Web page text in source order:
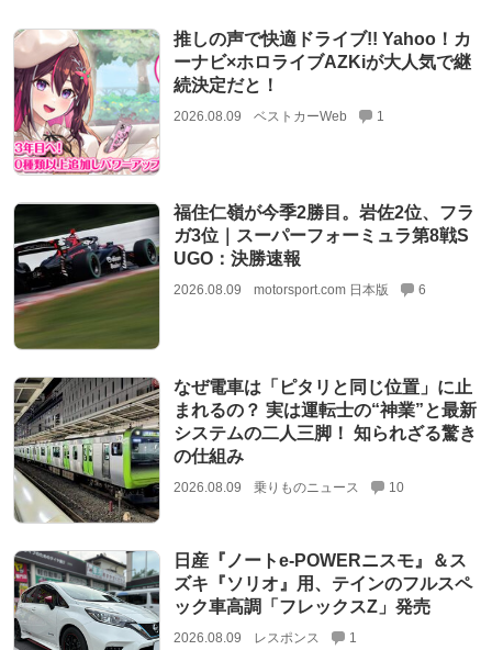
推しの声で快適ドライブ!! Yahoo！カ
ーナビ×ホロライブAZKiが大人気で継
続決定だと！
2026.08.09 ベストカーWeb 1
福住仁嶺が今季2勝目。岩佐2位、フラ
ガ3位｜スーパーフォーミュラ第8戦S
UGO：決勝速報
2026.08.09 motorsport.com 日本版 6
なぜ電車は「ピタリと同じ位置」に止
まれるの？ 実は運転士の“神業”と最新
システムの二人三脚！ 知られざる驚き
の仕組み
2026.08.09 乗りものニュース 10
日産『ノートe-POWERニスモ』＆ス
ズキ『ソリオ』用、テインのフルスペ
ック車高調「フレックスZ」発売
2026.08.09 レスポンス 1